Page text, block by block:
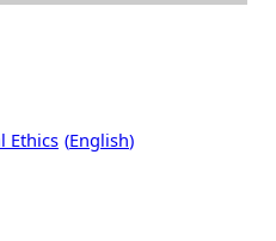
Ethics English